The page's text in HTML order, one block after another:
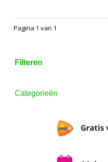
Pagina 1 van 1
Filteren
Categorieën